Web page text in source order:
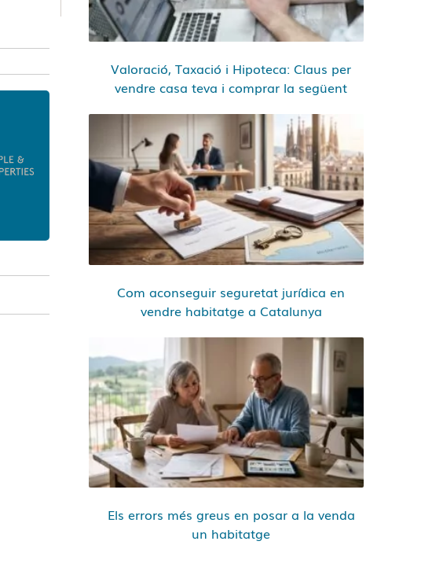
Valoració, Taxació i Hipoteca: Claus per
vendre casa teva i comprar la següent
Com aconseguir seguretat jurídica en
vendre habitatge a Catalunya
Els errors més greus en posar a la venda
un habitatge